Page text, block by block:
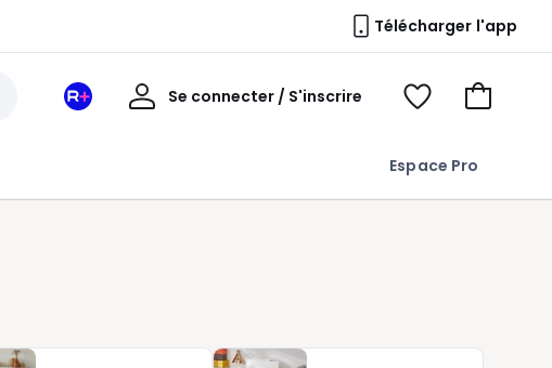
Télécharger l'app
Espace Pro
Mon
Se connecter / S'inscrire
Mon
Voir
Voir